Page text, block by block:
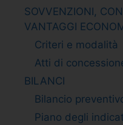
SOVVENZIONI,
VANTAGGI
Criteri e modalità
Atti di
BILANCI
Bilancio
Piano degli